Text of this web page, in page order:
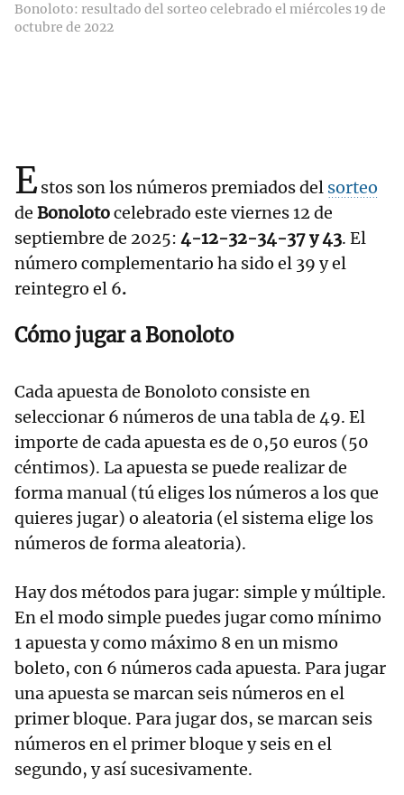
Bonoloto: resultado del sorteo celebrado el miércoles 19 de
octubre de 2022
Estos son los números premiados del sorteo
de Bonolotocelebrado este viernes 12 de
septiembre de 2025: 4-12-32-34-37 y 43. El
número complementario ha sido el 39 y el
reintegro el 6.
Cómo jugar a Bonoloto
Cada apuesta de Bonoloto consiste en
seleccionar 6 números de una tabla de 49. El
importe de cada apuesta es de 0,50 euros (50
céntimos). La apuesta se puede realizar de
forma manual (tú eliges los números a los que
quieres jugar) o aleatoria (el sistema elige los
números de forma aleatoria).
Hay dos métodos para jugar: simple y múltiple.
En el modo simple puedes jugar como mínimo
1 apuesta y como máximo 8 en un mismo
boleto, con 6 números cada apuesta. Para jugar
una apuesta se marcan seis números en el
primer bloque. Para jugar dos, se marcan seis
números en el primer bloque y seis en el
segundo, y así sucesivamente.